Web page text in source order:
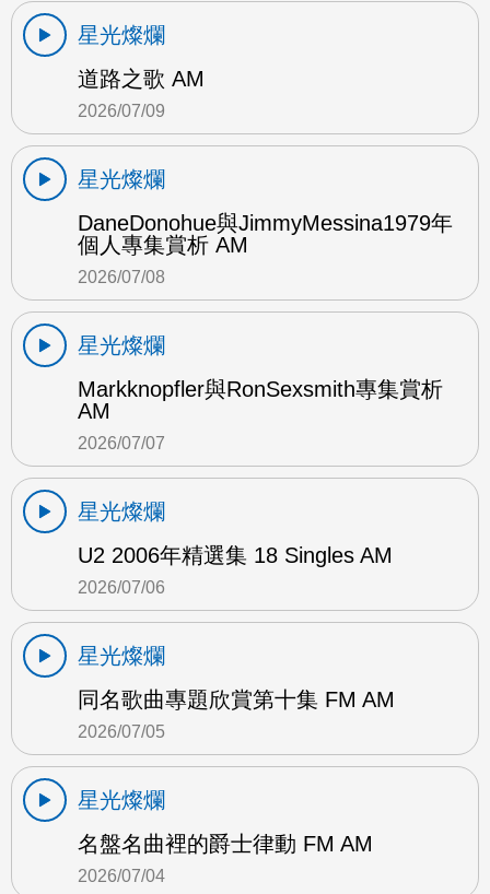
星光燦爛
道路之歌 AM
2026/07/09
星光燦爛
DaneDonohue與JimmyMessina1979年
個人專集賞析 AM
2026/07/08
星光燦爛
Markknopfler與RonSexsmith專集賞析
AM
2026/07/07
星光燦爛
U2 2006年精選集 18 Singles AM
2026/07/06
星光燦爛
同名歌曲專題欣賞第十集 FM AM
2026/07/05
星光燦爛
名盤名曲裡的爵士律動 FM AM
2026/07/04